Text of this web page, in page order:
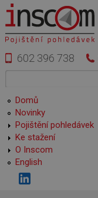
Přejít k hlavnímu obsahu
602 396 738
Hlavní menu
Domů
Novinky
Pojištění pohledávek
Ke stažení
O Inscom
English